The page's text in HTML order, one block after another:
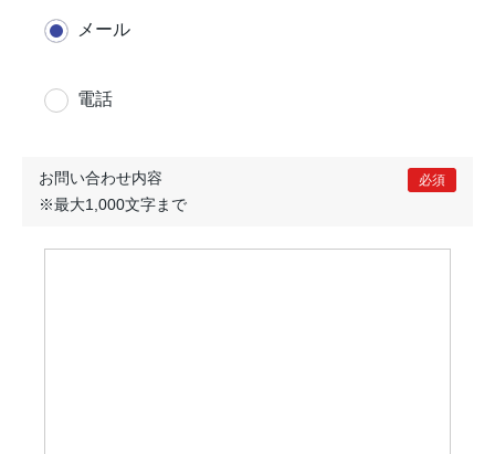
メール
電話
お問い合わせ内容
※最大1,000文字まで
必須